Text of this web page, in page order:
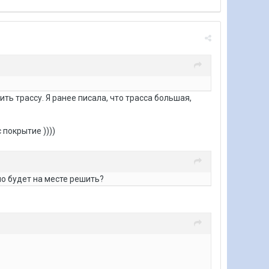
трассу. Я ранее писала, что трасса большая,
покрытие ))))
будет на месте решить?